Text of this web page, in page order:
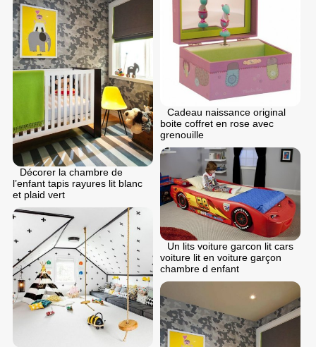
Décorer la chambre de
l’enfant tapis rayures lit blanc
et plaid vert
Cadeau naissance original
boite coffret en rose avec
grenouille
Un lits voiture garcon lit cars
voiture lit en voiture garçon
chambre d enfant